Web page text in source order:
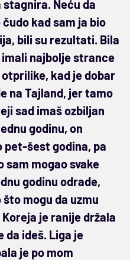
Neću da
kad sam ja bio
bili su rezultati. Bila
imali najbolje strance
kad je dobar
na Tajland, jer tamo
sad imaš ozbiljan
godinu, on
pet-šest godina, pa
sam mogao svake
godinu odrade,
mogu da uzmu
je ranije držala
da ideš. Liga je
je po mom